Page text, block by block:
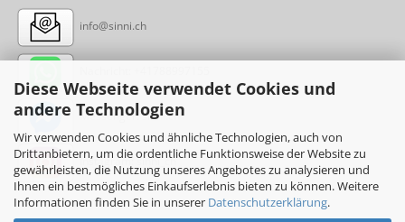
Diese Webseite verwendet Cookies und
andere Technologien
Wir verwenden Cookies und ähnliche Technologien, auch von
Drittanbietern, um die ordentliche Funktionsweise der Website zu
gewährleisten, die Nutzung unseres Angebotes zu analysieren und
Ihnen ein bestmögliches Einkaufserlebnis bieten zu können. Weitere
Informationen finden Sie in unserer Datenschutzerklärung.
info@sinni.ch
Messenger: sinni.ch
Instagram: sinni_ch